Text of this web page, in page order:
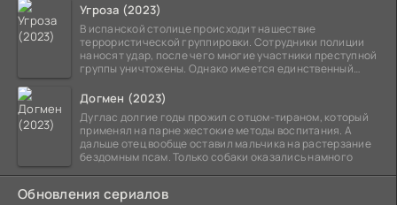
Угроза (2023)
В испанской столице происходит нашествие
террористической группировки. Сотрудники полиции
наносят удар, после чего многие участники преступной
группы уничтожены. Однако имеется единственный
Догмен (2023)
Дуглас долгие годы прожил с отцом-тираном, который
применял на парне жестокие методы воспитания. А
дальше отец вообще оставил мальчика на растерзание
бездомным псам. Только собаки оказались намного
Обновления сериалов